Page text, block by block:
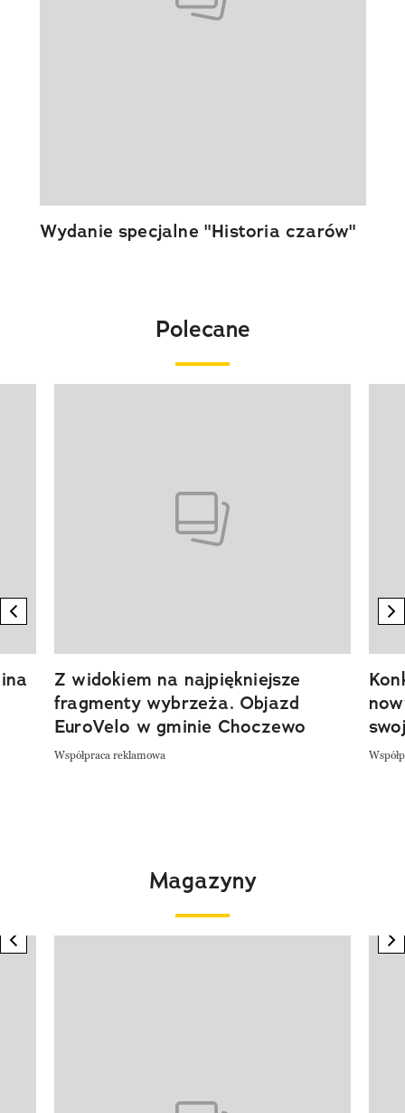
Wydanie specjalne "Historia czarów"
Polecane
previous element
Z widokiem na najpiękniejsze
fragmenty wybrzeża. Objazd
EuroVelo w gminie Choczewo
Współpraca reklamowa
Magazyny
previous element